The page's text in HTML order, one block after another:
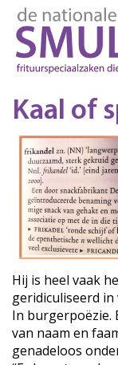
Kaal of
Hij is heel vaak
geridiculiseerd
In burgerpoëzie.
van naam en
genadeloos